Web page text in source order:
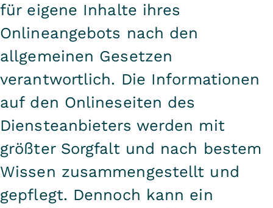
für eigene Inhalte ihres
Onlineangebots nach den
allgemeinen Gesetzen
verantwortlich. Die Informationen
auf den Onlineseiten des
Diensteanbieters werden mit
größter Sorgfalt und nach bestem
Wissen zusammengestellt und
gepflegt. Dennoch kann ein